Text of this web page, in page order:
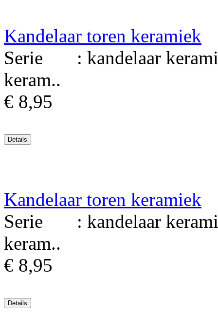
Kandelaar toren keramiek
Serie : kandelaar
keram..
€ 8,95
Kandelaar toren keramiek
Serie : kandelaar
keram..
€ 8,95